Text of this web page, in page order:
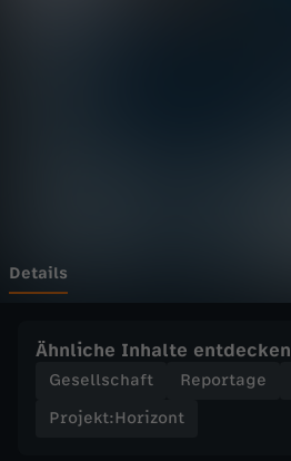
z
n
Details
Ähnliche Inhalte entdecken
Gesellschaft Reportage
Projekt:Horizont